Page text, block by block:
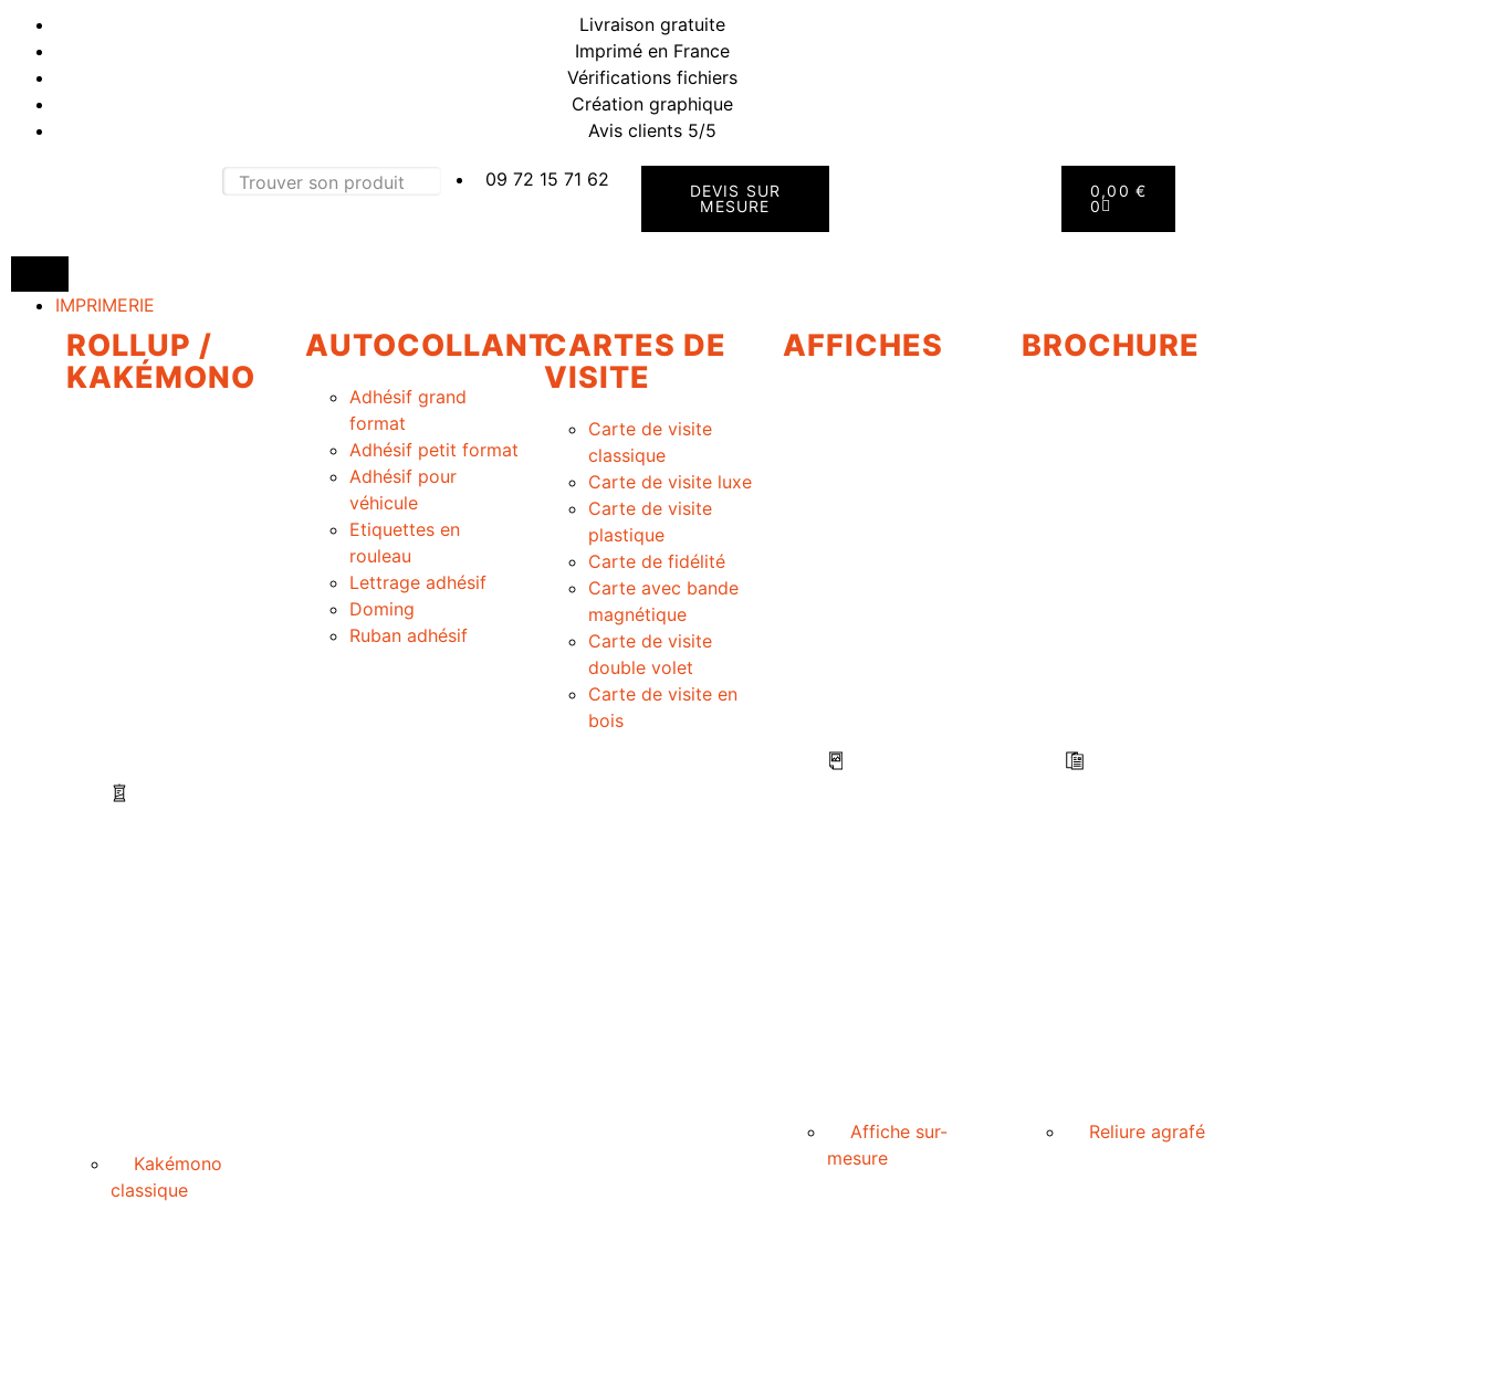
Livraison gratuite
Imprimé en France
Vérifications fichiers
Création graphique
Avis clients 5/5
09 72 15 71 62
DEVIS SUR
MESURE
0,00 €
0
IMPRIMERIE
ROLLUP /
KAKÉMONO
Kakémono
classique
AUTOCOLLANT
Adhésif grand
format
Adhésif petit format
Adhésif pour
véhicule
Etiquettes en
rouleau
Lettrage adhésif
Doming
Ruban adhésif
CARTES DE
VISITE
Carte de visite
classique
Carte de visite luxe
Carte de visite
plastique
Carte de fidélité
Carte avec bande
magnétique
Carte de visite
double volet
Carte de visite en
bois
AFFICHES
Affiche sur-
mesure
BROCHURE
Reliure agrafé